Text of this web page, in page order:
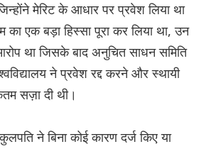
मेरिट के आधार पर प्रवेश लिया था
एक बड़ा हिस्सा पूरा कर लिया था, उन
था जिसके बाद अनुचित साधन समिति
ने प्रवेश रद्द करने और स्थायी
सज़ा दी थी।
ने बिना कोई कारण दर्ज किए या